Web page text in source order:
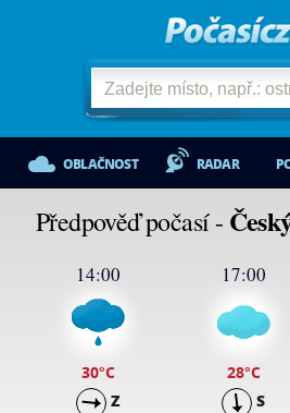
OBLAČNOST RADAR
Předpověď počasí -
14:00
30°C
Z
17:00
28°C
S